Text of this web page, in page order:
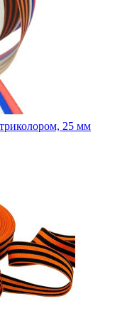
триколором, 25 мм